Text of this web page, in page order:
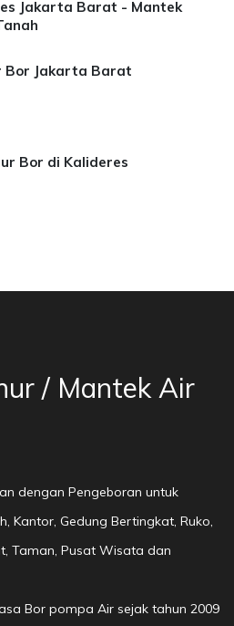
Jakarta Barat - Mantek
Bor Jakarta Barat
Bor di Kalideres
/ Mantek Air
dengan Pengeboran untuk
Kantor, Gedung Bertingkat, Ruko,
Taman, Pusat Wisata dan
Bor pompa Air sejak tahun 2009